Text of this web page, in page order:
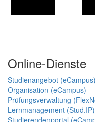
Online-Dienste
Studienangebot (eCampus)
Organisation (eCampus)
Prüfungsverwaltung
Lernmanagement (Stud.IP)